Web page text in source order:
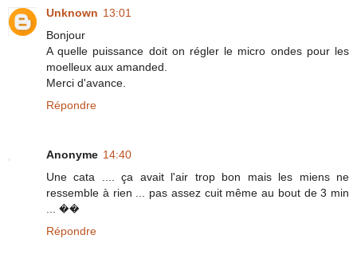
Unknown 13:01
Bonjour
A quelle puissance doit on régler le micro ondes pour les
moelleux aux amanded.
Merci d'avance.
Répondre
Anonyme 14:40
Une cata .... ça avait l'air trop bon mais les miens ne
ressemble à rien ... pas assez cuit même au bout de 3 min
... ��
Répondre